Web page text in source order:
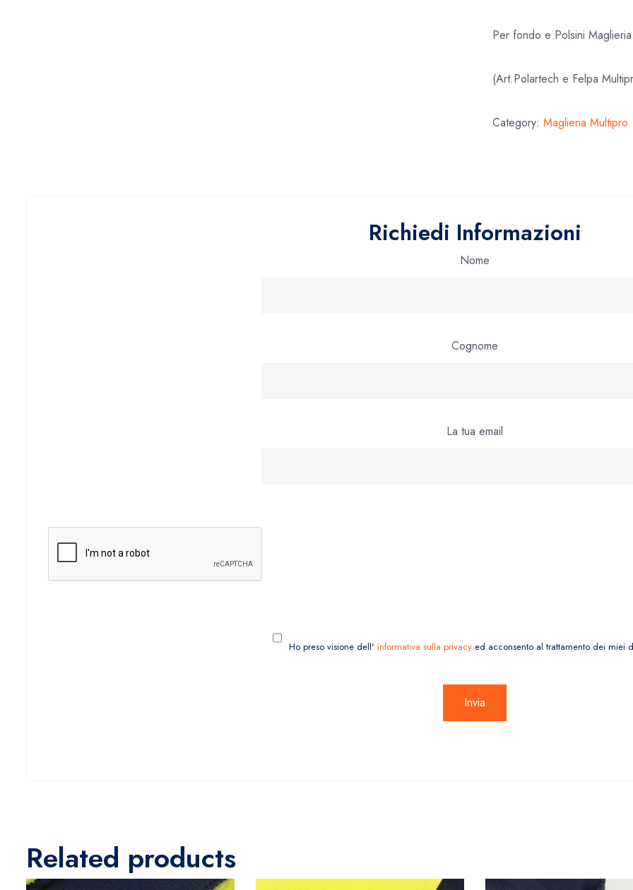
Per fondo e Polsini Maglieria.
(Art.Polartech e Felpa
Category:Maglieria Multipro
Richiedi Informazioni
Nome
Cognome
La tua email
Ho preso visione dell' informativa sulla privacyed acconsento al trattamento dei miei
Related products